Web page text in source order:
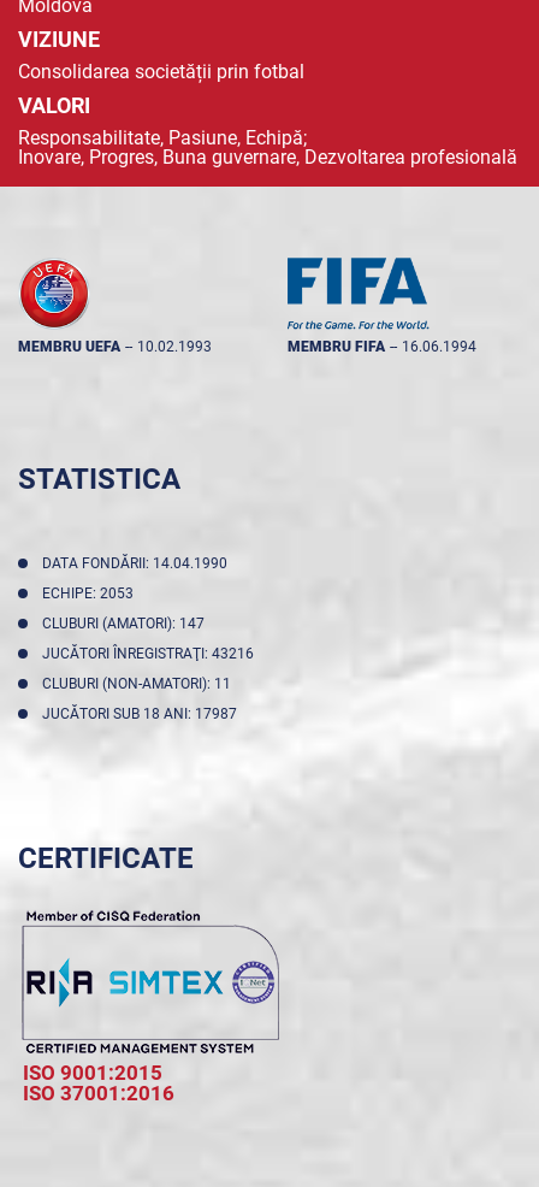
Moldova
VIZIUNE
Consolidarea societății prin fotbal
VALORI
Responsabilitate, Pasiune, Echipă;
Inovare, Progres, Buna guvernare, Dezvoltarea profesională
MEMBRU UEFA -- 10.02.1993 MEMBRU FIFA -- 16.06.1994
STATISTICA
DATA FONDĂRII: 14.04.1990
ECHIPE: 2053
CLUBURI (AMATORI): 147
JUCĂTORI ÎNREGISTRAŢI: 43216
CLUBURI (NON-AMATORI): 11
JUCĂTORI SUB 18 ANI: 17987
CERTIFICATE
ISO 9001:2015
ISO 37001:2016